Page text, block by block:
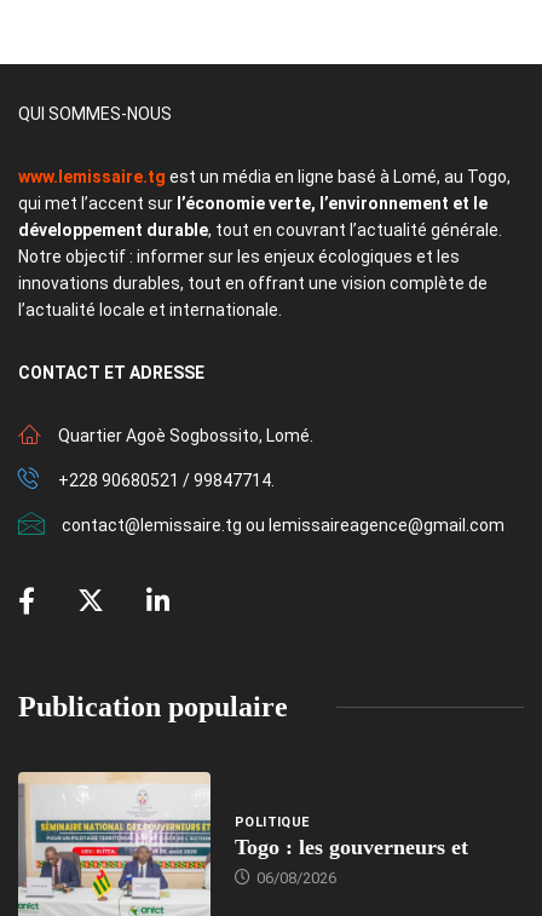
QUI SOMMES-NOUS
www.lemissaire.tg est un média en ligne basé à Lomé, au Togo,
qui met l’accent sur l’économie verte, l’environnement et le
développement durable, tout en couvrant l’actualité générale.
Notre objectif : informer sur les enjeux écologiques et les
innovations durables, tout en offrant une vision complète de
l’actualité locale et internationale.
CONTACT ET ADRESSE
Quartier Agoè Sogbossito, Lomé.
+228 90680521 / 99847714.
contact@lemissaire.tg ou lemissaireagence@gmail.com
Publication populaire
POLITIQUE
Togo : les gouverneurs et
06/08/2026